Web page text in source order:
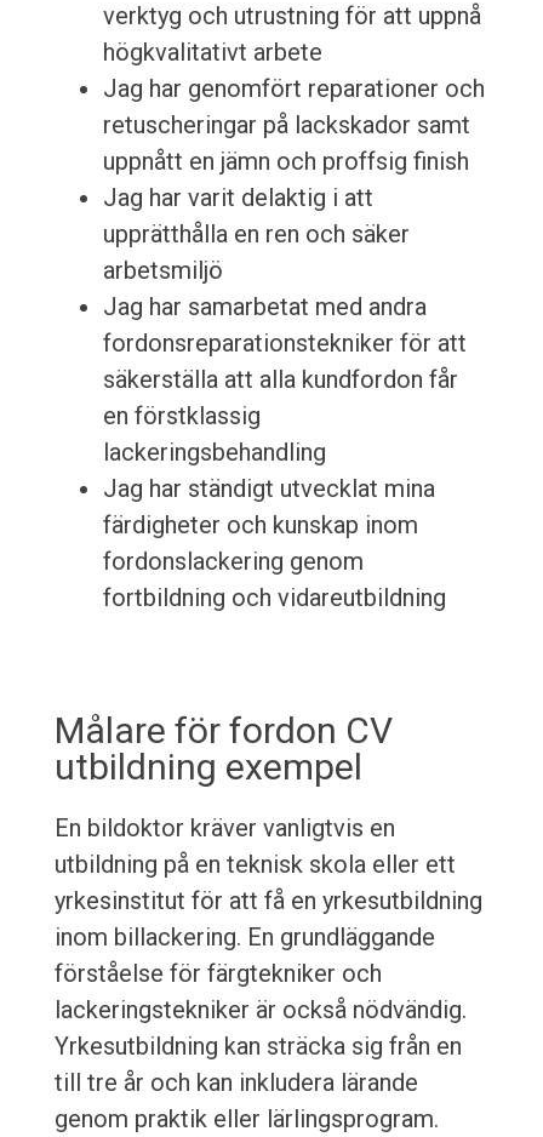
verktyg och utrustning för att uppnå
högkvalitativt arbete
Jag har genomfört reparationer och
retuscheringar på lackskador samt
uppnått en jämn och proffsig finish
Jag har varit delaktig i att
upprätthålla en ren och säker
arbetsmiljö
Jag har samarbetat med andra
fordonsreparationstekniker för att
säkerställa att alla kundfordon får
en förstklassig
lackeringsbehandling
Jag har ständigt utvecklat mina
färdigheter och kunskap inom
fordonslackering genom
fortbildning och vidareutbildning
Målare för fordon CV
utbildning exempel
En bildoktor kräver vanligtvis en
utbildning på en teknisk skola eller ett
yrkesinstitut för att få en yrkesutbildning
inom billackering. En grundläggande
förståelse för färgtekniker och
lackeringstekniker är också nödvändig.
Yrkesutbildning kan sträcka sig från en
till tre år och kan inkludera lärande
genom praktik eller lärlingsprogram.